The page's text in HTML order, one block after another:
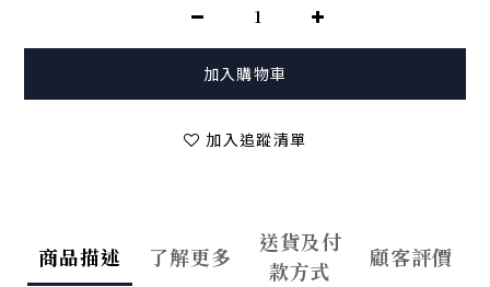
加入購物車
加入追蹤清單
商品描述 了解更多
送貨及付
款方式
顧客評價